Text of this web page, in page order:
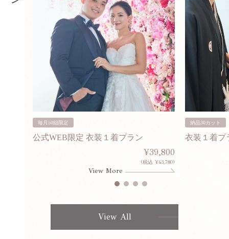
毎月50組限定
公式WEB限定 衣装１着プラン
¥39,800
(税込 ¥43,780)
View More
納品30カット
衣装１着プ
View All